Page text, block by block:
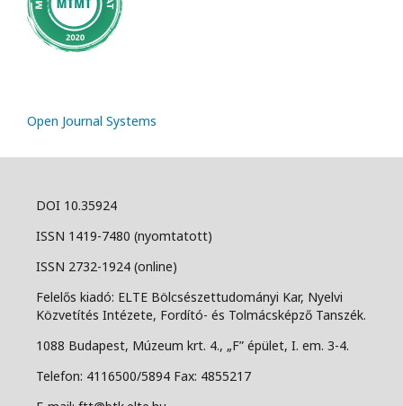
Open Journal Systems
DOI 10.35924
ISSN 1419-7480 (nyomtatott)
ISSN 2732-1924 (online)
Felelős kiadó: ELTE Bölcsészettudományi Kar, Nyelvi
Közvetítés Intézete, Fordító- és Tolmácsképző Tanszék.
1088 Budapest, Múzeum krt. 4., „F” épület, I. em. 3-4.
Telefon: 4116500/5894 Fax: 4855217